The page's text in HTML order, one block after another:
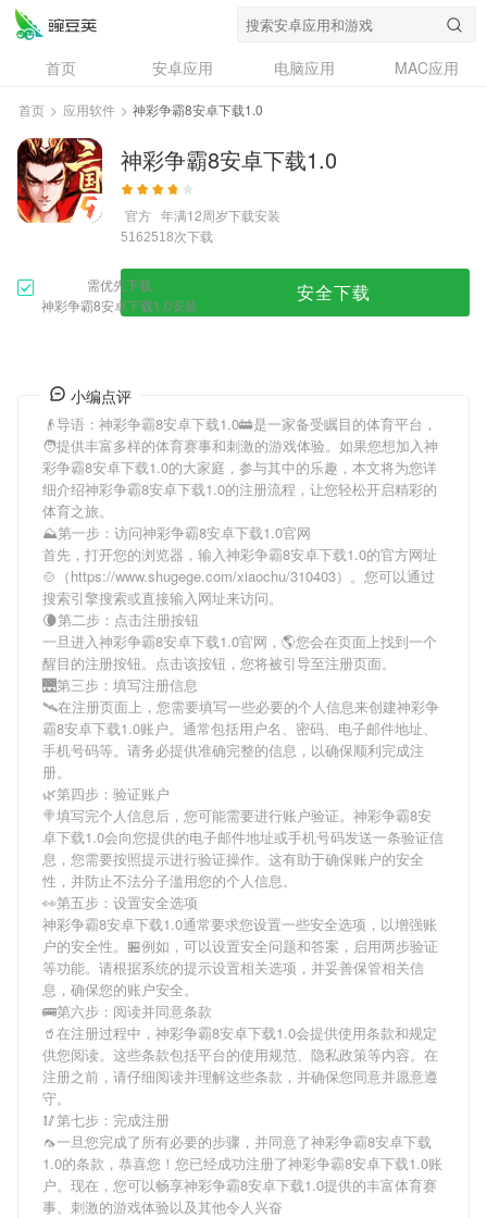
首页 安卓应用 电脑应用
MAC应用
资讯
专题
问答
首页 > 应用软件 > 神彩争霸8安卓下载1.0
神彩争霸8安卓下载1.0
官方 年满12周岁下载安装
5162518次下载
需优先下载
神彩争霸8安卓下载1.0安装
安全下载
小编点评
👴导语： 神彩争霸8安卓下载1.0🚋是一家备受瞩目的体育平台，
🧑提供丰富多样的体育赛事和刺激的游戏体验。如果您想加入神
彩争霸8安卓下载1.0的大家庭，参与其中的乐趣，本文将为您详
细介绍神彩争霸8安卓下载1.0的注册流程，让您轻松开启精彩的
体育之旅。
⛰第一步：访问神彩争霸8安卓下载1.0官网
首先，打开您的浏览器，输入神彩争霸8安卓下载1.0的官方网址
🍲（https://www.shugege.com/xiaochu/310403）。您可以通过
搜索引擎搜索或直接输入网址来访问。
🌘第二步：点击注册按钮
一旦进入神彩争霸8安卓下载1.0官网，🌎您会在页面上找到一个
醒目的注册按钮。点击该按钮，您将被引导至注册页面。
🌉第三步：填写注册信息
🛰在注册页面上，您需要填写一些必要的个人信息来创建神彩争
霸8安卓下载1.0账户。通常包括用户名、密码、电子邮件地址、
手机号码等。请务必提供准确完整的信息，以确保顺利完成注
册。
🌿第四步：验证账户
🍭填写完个人信息后，您可能需要进行账户验证。 神彩争霸8安
卓下载1.0会向您提供的电子邮件地址或手机号码发送一条验证信
息，您需要按照提示进行验证操作。这有助于确保账户的安全
性，并防止不法分子滥用您的个人信息。
👀第五步：设置安全选项
神彩争霸8安卓下载1.0通常要求您设置一些安全选项，以增强账
户的安全性。🏪例如，可以设置安全问题和答案，启用两步验证
等功能。请根据系统的提示设置相关选项，并妥善保管相关信
息，确保您的账户安全。
🚌第六步：阅读并同意条款
🥤在注册过程中， 神彩争霸8安卓下载1.0会提供使用条款和规定
供您阅读。这些条款包括平台的使用规范、隐私政策等内容。在
注册之前，请仔细阅读并理解这些条款，并确保您同意并愿意遵
守。
🥢第七步：完成注册
🦟一旦您完成了所有必要的步骤，并同意了神彩争霸8安卓下载
1.0的条款，恭喜您！您已经成功注册了神彩争霸8安卓下载1.0账
户。现在，您可以畅享神彩争霸8安卓下载1.0提供的丰富体育赛
事、刺激的游戏体验以及其他令人兴奋